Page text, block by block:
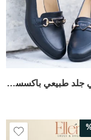
شوز حريمي جلد طبيعي باكسسوار أنيق مع كعب فلات – Code 994